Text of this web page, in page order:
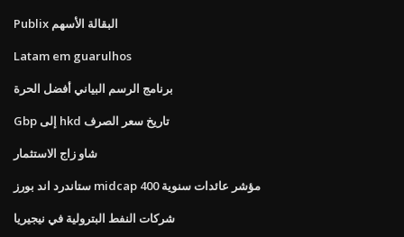
Publix البقالة الأسهم
Latam em guarulhos
برنامج الرسم البياني أفضل الحرة
Gbp إلى hkd تاريخ سعر الصرف
شاو زاج الاستثمار
ستاندرد اند بورز midcap 400 مؤشر عائدات سنوية
شركات النفط البترولية في نيجيريا